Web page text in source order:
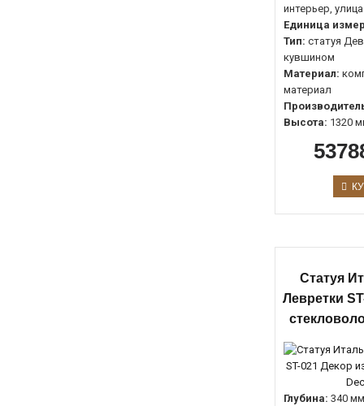
интерьер, улица
Единица
Тип: статуя
кувшином
Материал:
материал
Высота: 1320
Статуя
Левретки
Глубина: 340 мм